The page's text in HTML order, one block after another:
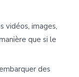
vidéos, images,
que si le
des